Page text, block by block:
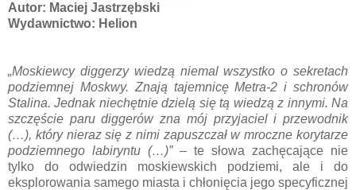
Autor: Maciej Jastrzębski
Wydawnictwo: Helion
„Moskiewcy diggerzy wiedzą niemal wszystko o sekretach
podziemnej Moskwy. Znają tajemnicę Metra-2 i schronów
Stalina. Jednak niechętnie dzielą się tą wiedzą z innymi. Na
szczęście paru diggerów zna mój przyjaciel i przewodnik
(…), który nieraz się z nimi zapuszczał w mroczne korytarze
podziemnego labiryntu (…)” – te słowa zachęcające nie
tylko do odwiedzin moskiewskich podziemi, ale i do
eksplorowania samego miasta i chłonięcia jego specyficznej